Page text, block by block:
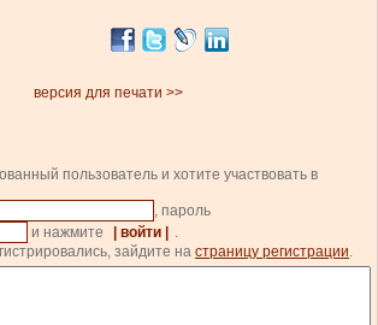
версия для печати >>
пользователь и хотите участвовать в
, пароль
и нажмите
| войти |
.
зайдите на страницу регистрации.